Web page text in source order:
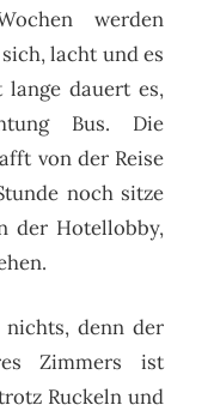
werden
lacht und es
dauert es,
Bus. Die
von der Reise
noch sitze
der Hotellobby,
denn der
Zimmers ist
Ruckeln und